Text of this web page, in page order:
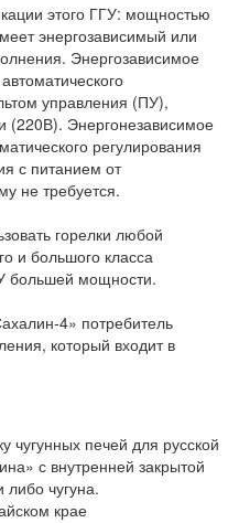
этого ГГУ: мощностью
энергозависимый или
Энергозависимое
управления (ПУ),
(220В). Энергонезависимое
регулирования
с питанием от
не требуется.
горелки любой
и большого класса
большей мощности.
4» потребитель
который входит в
чугунных печей для русской
с внутренней закрытой
чугуна.
крае